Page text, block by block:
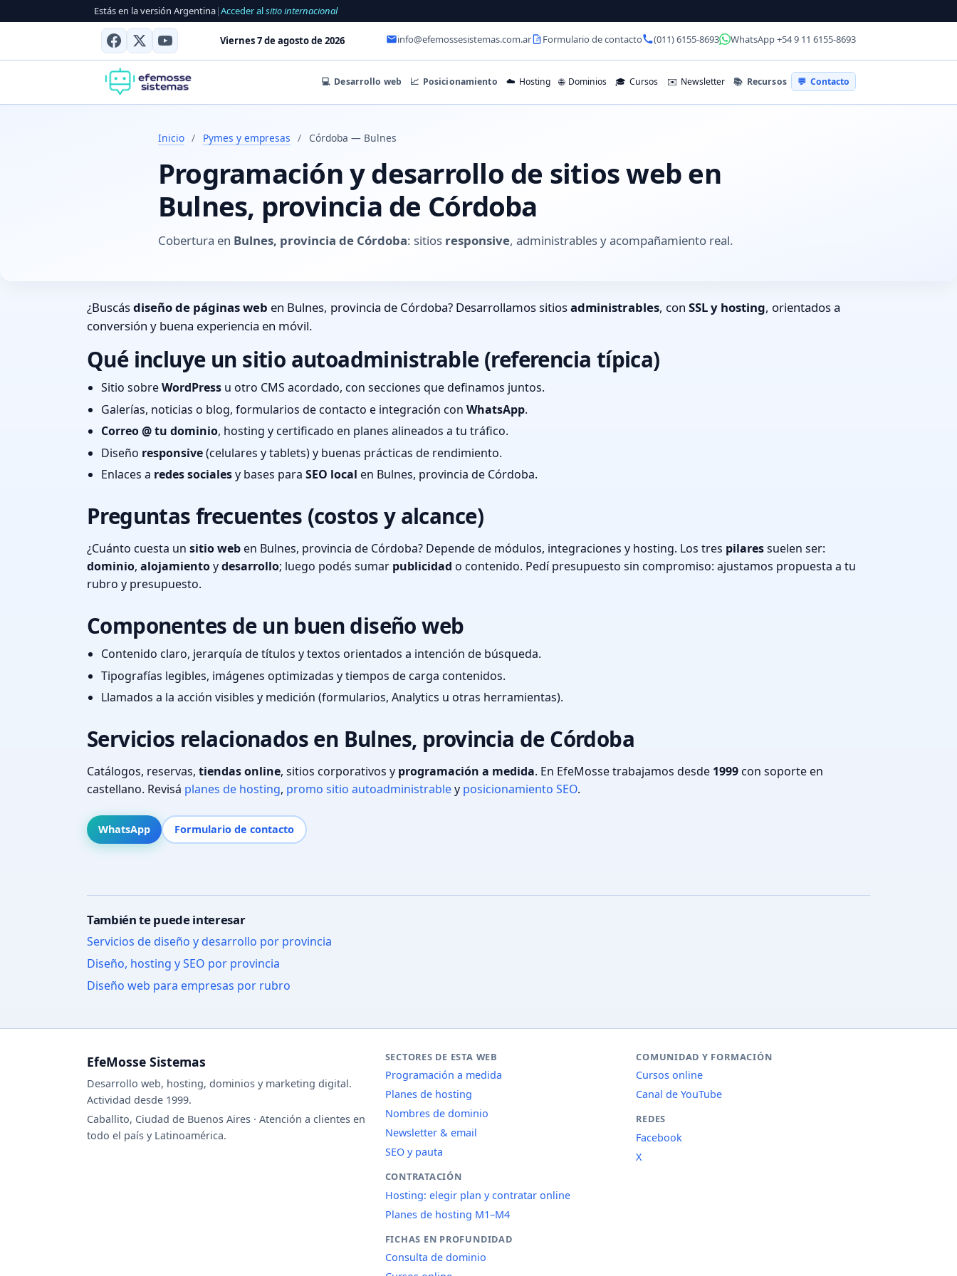
Estás en la versión Argentina|Acceder alsitio internacional
Viernes 7 de agosto de 2026 info@efemossesistemas.com.ar Formulario de contacto (011) 6155-8693 WhatsApp +54 9 11 6155-8693
💻 Desarrollo web 📈 Posicionamiento ☁️ Hosting 🌐 Dominios 🎓 Cursos ✉️ Newsletter 📚 Recursos 💬 Contacto
Inicio / Pymes y empresas / Córdoba — Bulnes
Programación y desarrollo de sitios web en
Bulnes, provincia de Córdoba
Cobertura en Bulnes, provincia de Córdoba: sitios responsive, administrables y acompañamiento real.
¿Buscásdiseño de páginas web en Bulnes, provincia de Córdoba? Desarrollamos sitiosadministrables, con SSL y hosting, orientados a
conversión y buena experiencia en móvil.
Qué incluye un sitio autoadministrable (referencia típica)
Sitio sobreWordPress u otro CMS acordado, con secciones que definamos juntos.
Galerías, noticias o blog, formularios de contacto e integración con WhatsApp.
Correo @ tu dominio, hosting y certificado en planes alineados a tu tráfico.
Diseño responsive(celulares y tablets) y buenas prácticas de rendimiento.
Enlaces a redes socialesy bases para SEO local en Bulnes, provincia de Córdoba.
Preguntas frecuentes (costos y alcance)
¿Cuánto cuesta un sitio weben Bulnes, provincia de Córdoba? Depende de módulos, integraciones y hosting. Los tres pilaressuelen ser:
dominio, alojamientoydesarrollo; luego podés sumar publicidad o contenido. Pedí presupuesto sin compromiso: ajustamos propuesta a tu
rubro y presupuesto.
Componentes de un buen diseño web
Contenido claro, jerarquía de títulos y textos orientados a intención de búsqueda.
Tipografías legibles, imágenes optimizadas y tiempos de carga contenidos.
Llamados a la acción visibles y medición (formularios, Analytics u otras herramientas).
Servicios relacionados en Bulnes, provincia de Córdoba
Catálogos, reservas, tiendas online, sitios corporativos y programación a medida. En EfeMosse trabajamos desde 1999con soporte en
castellano. Revisá planes de hosting, promo sitio autoadministrabley posicionamiento SEO.
WhatsApp Formulario de contacto
También te puede interesar
Servicios de diseño y desarrollo por provincia
Diseño, hosting y SEO por provincia
Diseño web para empresas por rubro
EfeMosse Sistemas
Desarrollo web, hosting, dominios y marketing digital.
Actividad desde 1999.
Caballito, Ciudad de Buenos Aires · Atención a clientes en
todo el país y Latinoamérica.
SECTORES DE ESTA WEB
Programación a medida
Planes de hosting
Nombres de dominio
Newsletter & email
SEO y pauta
CONTRATACIÓN
Hosting: elegir plan y contratar online
Planes de hosting M1–M4
FICHAS EN PROFUNDIDAD
Consulta de dominio
COMUNIDAD Y FORMACIÓN
Cursos online
Canal de YouTube
REDES
Facebook
X